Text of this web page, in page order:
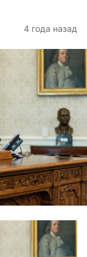
4 года назад